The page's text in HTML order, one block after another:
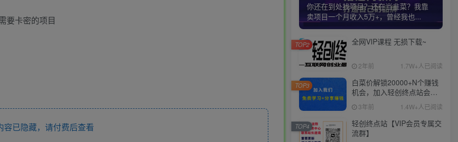
要卡密的项目
已隐藏，请付费后查看
你还在到处找项目？还在当韭菜？我靠
卖项目一个月收入5万+，曾经我也...
全网VIP课程 无损下载~
2年前 1.7W+人已阅读
TOP2
白菜价解锁20000+N个赚钱
机会，加入轻创终点站会
员，全站资源免费学习。
3年前 1.4W+人已阅读
TOP3
轻创终点站【VIP会员专属交
流群】
TOP4